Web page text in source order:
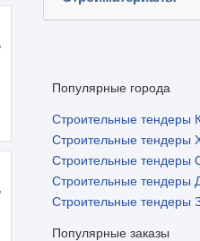
Популярные города
Строительные тендеры
Строительные тендеры
Строительные тендеры
Строительные тендеры
Строительные тендеры
Популярные заказы